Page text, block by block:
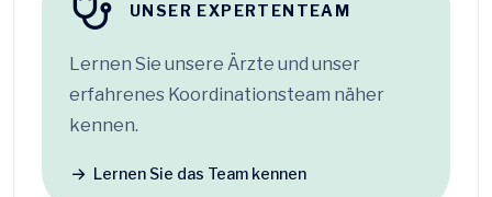
UNSER EXPERTENTEAM
Lernen Sie unsere Ärzte und unser
erfahrenes Koordinationsteam näher
kennen.
Lernen Sie das Team kennen